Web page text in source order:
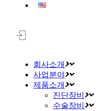
회사소개
사업분야
제품소개
진단장비
수술장비